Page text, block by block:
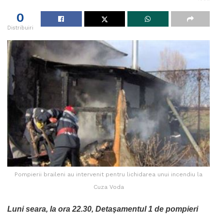
0
Distribuiri
Pompierii braileni au intervenit pentru lichidarea unui incendiu la
Cuza Voda
Luni seara, la ora 22.30, Detaşamentul 1 de pompieri